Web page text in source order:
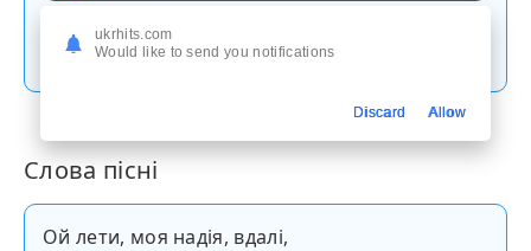
Скачати пісню
Слова пісні
Ой лети, моя надія, вдалі,
ukrhits.com
Would like to send you notifications
Discard Allow